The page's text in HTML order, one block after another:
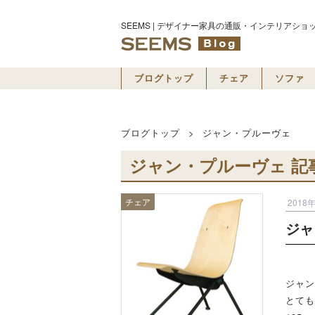
SEEMS | デザイナー家具の通販・インテリアショ
ブログトップ チェア ソファ
ブログトップ > ジャン・プルーヴェ
ジャン・プルーヴェ 記
チェア 2018
ジ
ジャ
とて